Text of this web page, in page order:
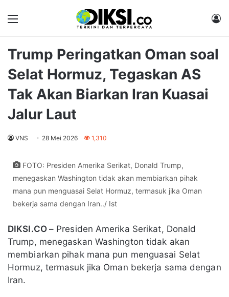
Menu
Trump Peringatkan Oman soal
Selat Hormuz, Tegaskan AS
Tak Akan Biarkan Iran Kuasai
Jalur Laut
VNS 28 Mei 2026 1,310
FOTO: Presiden Amerika Serikat, Donald Trump,
menegaskan Washington tidak akan membiarkan pihak
mana pun menguasai Selat Hormuz, termasuk jika Oman
bekerja sama dengan Iran../ Ist
DIKSI.CO – Presiden Amerika Serikat, Donald
Trump, menegaskan Washington tidak akan
membiarkan pihak mana pun menguasai Selat
Hormuz, termasuk jika Oman bekerja sama dengan
Iran.